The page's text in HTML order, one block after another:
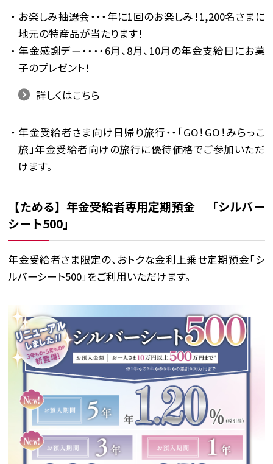
お楽しみ抽選会・・・年に1回のお楽しみ！1,200名さまに
地元の特産品が当たります！
年金感謝デー・・・・6月、8月、10月の年金支給日にお菓
子のプレゼント！
詳しくはこちら
年金受給者さま向け日帰り旅行・・「GO！GO！みらっこ
旅」年金受給者向けの旅行に優待価格でご参加いただ
けます。
【ためる】年金受給者専用定期預金 「シルバー
シート500」
年金受給者さま限定の、おトクな金利上乗せ定期預金「シ
ルバーシート500」をご利用いただけます。